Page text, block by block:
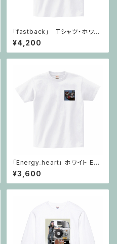
「fastback」 Tシャツ・ホワイ
ト
¥4,200
「Energy_heart」 ホワイト EH
&40
¥3,600